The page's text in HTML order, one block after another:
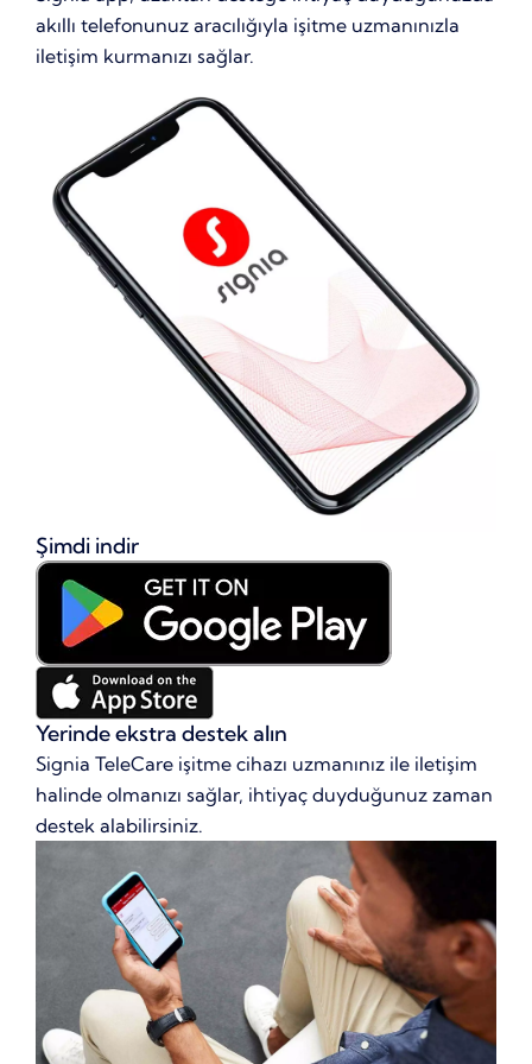
akıllı telefonunuz aracılığıyla işitme uzmanınızla
iletişim kurmanızı sağlar.
Şimdi indir
Yerinde ekstra destek alın
Signia TeleCare işitme cihazı uzmanınız ile iletişim
halinde olmanızı sağlar, ihtiyaç duyduğunuz zaman
destek alabilirsiniz.